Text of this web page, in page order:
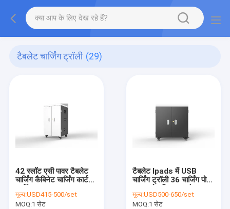
टैबलेट चार्जिंग ट्रॉली (29)
42 स्लॉट एसी पावर टैबलेट
चार्जिंग कैबिनेट चार्जिंग कार्ट
मूल्य:USD415-500/set
MOQ:1 सेट
टैबलेट Ipads में USB
चार्जिंग ट्रॉली 36 चार्जिंग पोर्ट
मूल्य:USD500-650/set
MOQ:1 सेट